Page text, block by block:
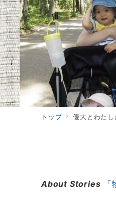
トップ 優大とわた
About Stories 「